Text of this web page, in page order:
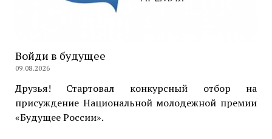
Войди в будущее
09.08.2026
Друзья! Стартовал конкурсный отбор на
присуждение Национальной молодежной премии
«Будущее России».